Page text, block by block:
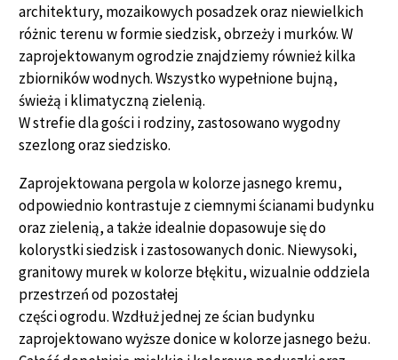
architektury, mozaikowych posadzek oraz niewielkich
różnic terenu w formie siedzisk, obrzeży i murków. W
zaprojektowanym ogrodzie znajdziemy również kilka
zbiorników wodnych. Wszystko wypełnione bujną,
świeżą i klimatyczną zielenią.
W strefie dla gości i rodziny, zastosowano wygodny
szezlong oraz siedzisko.
Zaprojektowana pergola w kolorze jasnego kremu,
odpowiednio kontrastuje z ciemnymi ścianami budynku
oraz zielenią, a także idealnie dopasowuje się do
kolorystki siedzisk i zastosowanych donic. Niewysoki,
granitowy murek w kolorze błękitu, wizualnie oddziela
przestrzeń od pozostałej
części ogrodu. Wzdłuż jednej ze ścian budynku
zaprojektowano wyższe donice w kolorze jasnego beżu.